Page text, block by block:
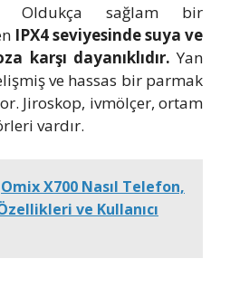
Oldukça sağlam bir
IPX4 seviyesinde suya ve
karşı dayanıklıdır. Yan
ve hassas bir parmak
Jiroskop, ivmölçer, ortam
vardır.
Omix X700 Nasıl Telefon,
ve Kullanıcı